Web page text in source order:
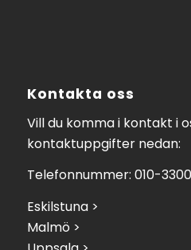
Kontakta oss
Vill du komma i kontakt i
kontaktuppgifter nedan:
Telefonnummer: 010-
Eskilstuna >
Malmö >